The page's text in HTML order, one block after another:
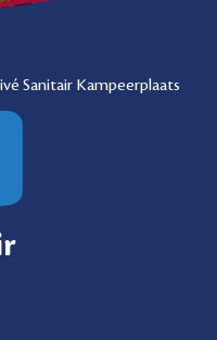
Sanitair Kampeerplaats